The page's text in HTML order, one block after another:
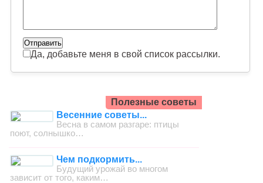
Да, добавьте меня в свой список рассылки.
Полезные советы
Весенние советы...
Весна в самом разгаре: птицы
поют, солнышко…
Чем подкормить...
Будущий урожай во многом
зависит от того, каким…